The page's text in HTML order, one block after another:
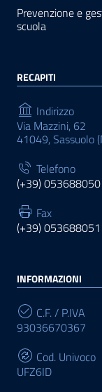
Prevenzione e
scuola
RECAPITI
Indirizzo
Via Mazzini, 62
41049, Sassuolo
Telefono
(+39)
Fax
(+39)
INFORMAZIONI
C.F. / P.IVA
93036670367
Cod. Univoco
UFZ6ID